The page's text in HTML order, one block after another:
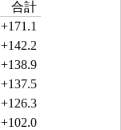
合計
+171.1
+142.2
+138.9
+137.5
+126.3
+102.0